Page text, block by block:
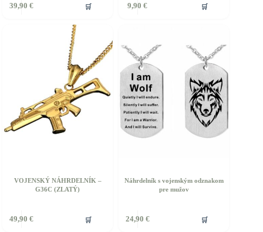
39,90 € 🛒 9,90€ 🛒
VOJENSKÝ NÁHRDELNÍK –
G36C (ZLATÝ)
49,90 € 🛒
Náhrdelník s vojenským odznakom
pre mužov
24,90 € 🛒